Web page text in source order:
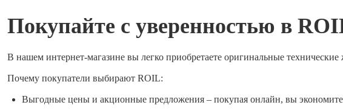
Покупайте с уверенностью в
В нашем интернет-магазине вы легко приобретаете оригинальные
Почему покупатели выбирают ROIL:
Выгодные цены и акционные предложения – покупая онлайн, вы